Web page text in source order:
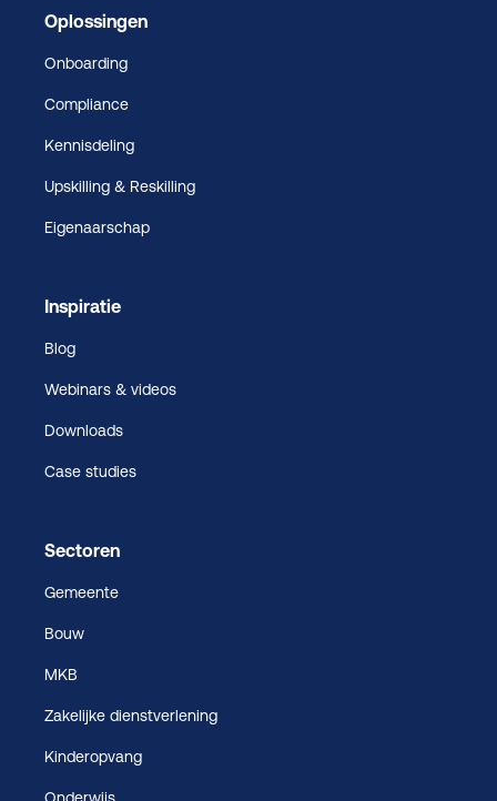
Oplossingen
Onboarding
Compliance
Kennisdeling
Upskilling & Reskilling
Eigenaarschap
Inspiratie
Blog
Webinars & videos
Downloads
Case studies
Sectoren
Gemeente
Bouw
MKB
Zakelijke dienstverlening
Kinderopvang